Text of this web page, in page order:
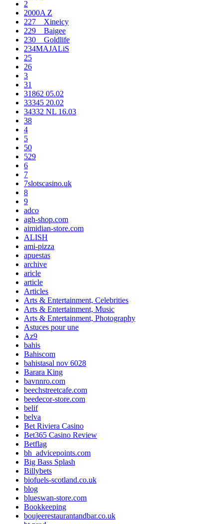
2
2000A Z
227__Xineicy
229__Baigee
230__Goldlife
234MAJALiS
25
26
3
31
31862 05.02
33345 20.02
34332 NL 16.03
38
4
5
50
529
6
7
7slotscasino.uk
8
9
adco
agh-shop.com
aimidian-store.com
ALISH
ami-pizza
apuestas
archive
aricle
article
Articles
Arts & Entertainment, Celebrities
Arts & Entertainment, Music
Arts & Entertainment, Photography
Astuces pour une
Az9
bahis
Bahiscom
bahistasal nov 6028
Barara King
bavnnro.com
beechstreetcafe.com
beedecor-store.com
belif
belva
Bet Riviera Casino
Bet365 Casino Review
Betflag
bh_advicepoints.com
Big Bass Splash
Billybets
biofuels-scotland.co.uk
blog
blueswan-store.com
Bookkeeping
boujeerestaurantandbar.co.uk